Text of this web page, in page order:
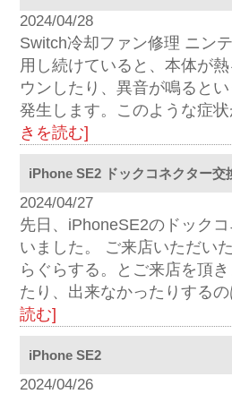
2024/04/28
Switch冷却ファン修理 ニン
用し続けていると、本体が
ウンしたり、異音が鳴ると
発生します。このような症
きを読む]
iPhone SE2 ドックコネクター交
2024/04/27
先日、iPhoneSE2のドック
いました。 ご来店いただい
らぐらする。とご来店を頂
たり、出来なかったりする
読む]
iPhone SE2
2024/04/26